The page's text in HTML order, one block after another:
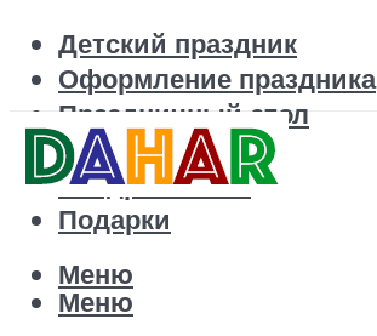
Детский праздник
Оформление праздника
Праздничный стол
Корпоратив
Поздравления
Подарки
Меню
Меню